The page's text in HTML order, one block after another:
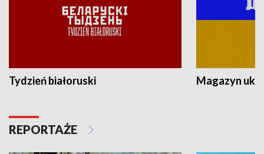
Tydzień białoruski Magazyn
REPORTAŻE